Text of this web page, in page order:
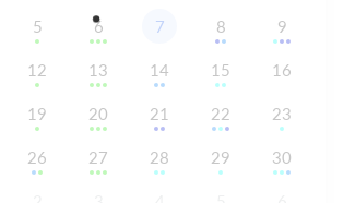
5 6 7 8 9
12 13 14 15 16
19 20 21 22 23
26 27 28 29 30